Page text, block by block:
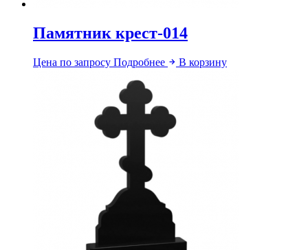
Памятник крест-014
Цена по запросу Подробнее В корзину